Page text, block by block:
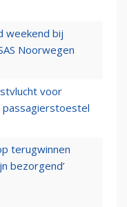
weekend bij
Noorwegen
voor
passagierstoestel
terugwinnen
bezorgend’